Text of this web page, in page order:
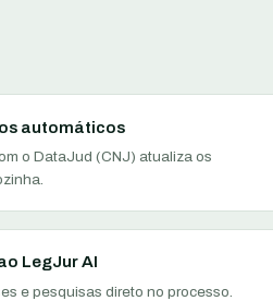
automáticos
o DataJud (CNJ) atualiza os
LegJur AI
e pesquisas direto no processo.